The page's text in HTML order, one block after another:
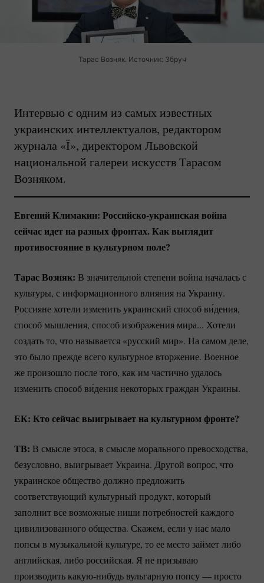
Тарас Возняк. Источник: Збруч
Интервью с одним из самых известных
украинских интеллектуалов, редактором
журнала «Ї», директором Львовской
национальной галереи искусств Тарасом
Возняком.
Евгений Климакин: Российско-украинская война
сейчас идет на разных фронтах. Как выглядит
противостояние в культурном поле?
Тарас Возняк: В значительной степени война началась с
культуры, с информационного влияния на Украину.
Россияне хотели изменить украинский способ ви́дения,
способ мышления, способ изображения мира... Хотели
создать то, что называется «русский мир». На самом деле,
это было прежде всего культурное вторжение. Военное
же произошло после того, как им частично удалось
изменить способ ви́дения некоторых граждан Украины.
ЕК: Кто сейчас выигрывает на культурном фронте?
ТВ: В смысле этоса, в смысле морального превосходства,
безусловно, выигрывает Украина. Другой вопрос, что
украинское общество должно предложить
соответствующий культурный продукт, который
заполнит все возможные ниши потребностей каждого
цивилизованного общества. Скажем, если у нас мало
попсы в музыкальной культуре, то ее место займет либо
английская, либо российская. Я не призываю
производитькакую-нибудьвульгарную попсу — просто